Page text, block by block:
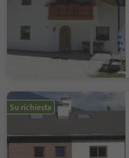
Su richiesta